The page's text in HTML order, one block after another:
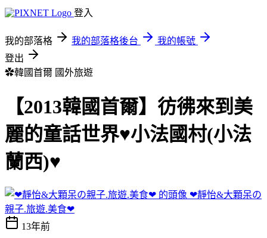
登入
我的部落格 我的部落格後台
我的帳號
登出
✿韓國首爾 國外旅遊
【2013韓國首爾】彷彿來到美
麗的童話世界♥小法國村(小法
蘭西)♥
❤靜怡&大顆呆の
親子.旅遊.美食❤
13年前